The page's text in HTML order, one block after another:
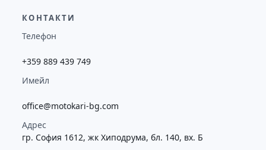
КОНТАКТИ
Телефон
+359 889 439 749
Имейл
office@motokari-bg.com
Адрес
гр. София 1612, жк Хиподрума, бл. 140, вх. Б